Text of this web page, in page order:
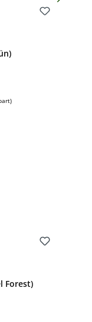
Forest)